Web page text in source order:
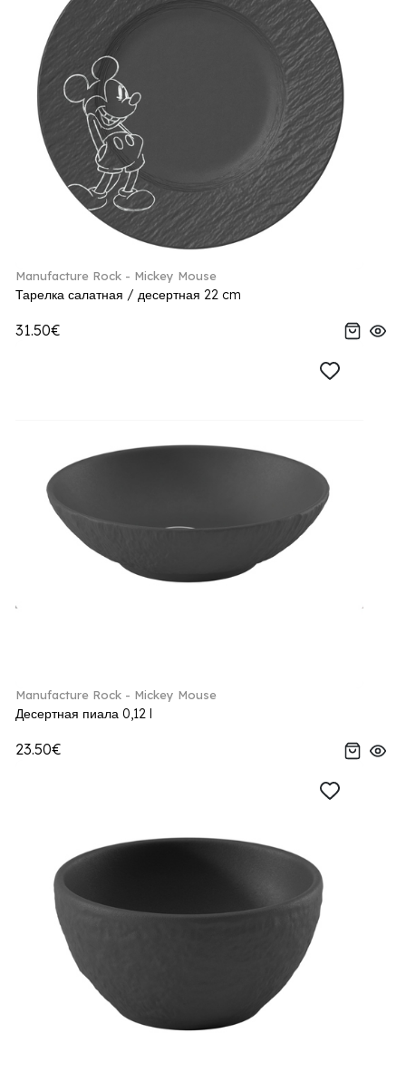
Manufacture Rock - Mickey Mouse
Тарелка салатная / десертная 22 cm
31.50€
Manufacture Rock - Mickey Mouse
Десертная пиала 0,12 l
23.50€